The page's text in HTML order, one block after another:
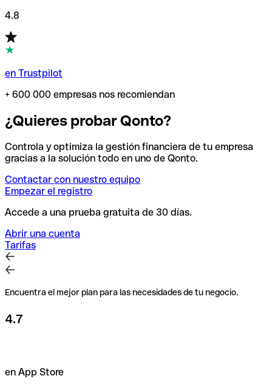
4.8
en Trustpilot
+ 600 000 empresas nos recomiendan
¿Quieres probar Qonto?
Controla y optimiza la gestión financiera de tu empresa
gracias a la solución todo en uno de Qonto.
Contactar con nuestro equipo
Empezar el registro
Accede a una prueba gratuita de 30 días.
Abrir una cuenta
Tarifas
Encuentra el mejor plan para las necesidades de tu negocio.
4.7
en App Store